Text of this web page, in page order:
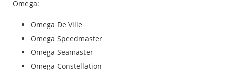
Omega:
Omega De Ville
Omega Speedmaster
Omega Seamaster
Omega Constellation